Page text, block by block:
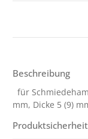
Beschreibung
für
mm, Dicke 5 (9)
Produktsicherheit